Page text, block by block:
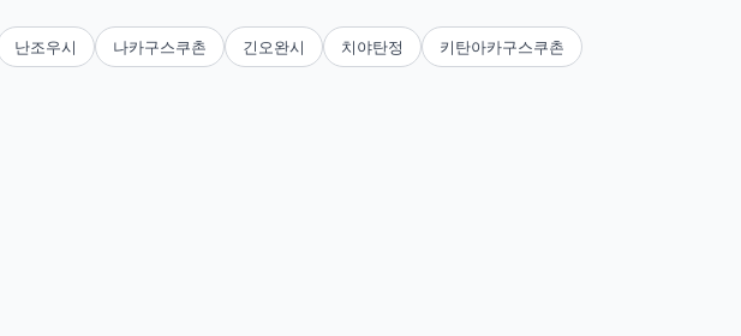
난조우시 나카구스쿠촌 긴오완시 치야탄정 키탄아카구스쿠촌